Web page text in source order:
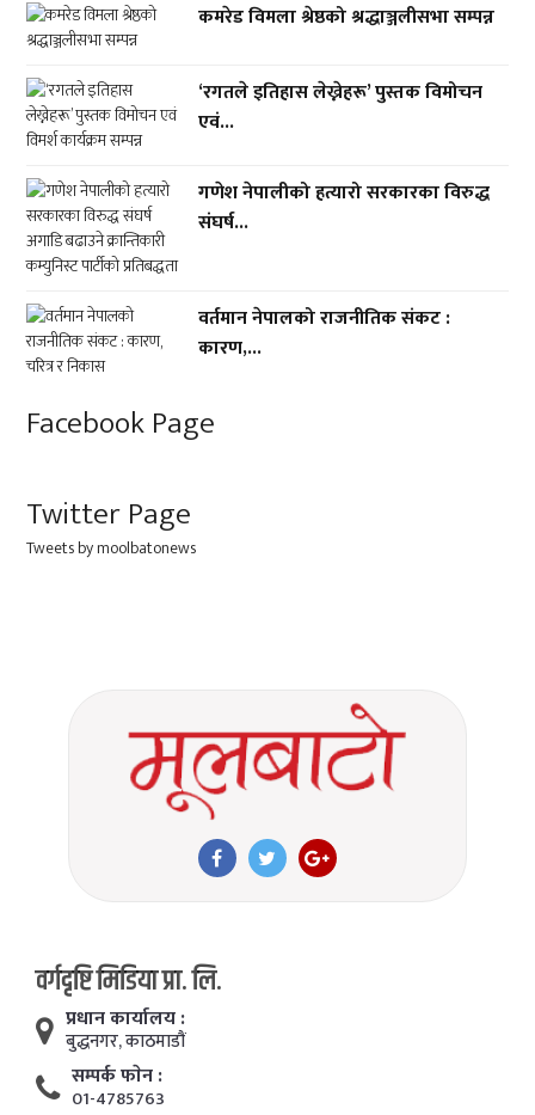
कमरेड विमला श्रेष्ठको श्रद्धाञ्जलीसभा सम्पन्न
‘रगतले इतिहास लेख्नेहरू’ पुस्तक विमोचन
एवं...
गणेश नेपालीको हत्यारो सरकारका विरुद्ध
संघर्ष...
वर्तमान नेपालको राजनीतिक संकट :
कारण,...
Facebook Page
Twitter Page
Tweets by moolbatonews
वर्गदृष्टि मिडिया प्रा. लि.
प्रधान कार्यालय :
बुद्धनगर, काठमाडाैं
सम्पर्क फाेन :
01-4785763